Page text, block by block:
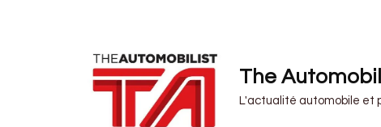
The
L'actualité automobile et